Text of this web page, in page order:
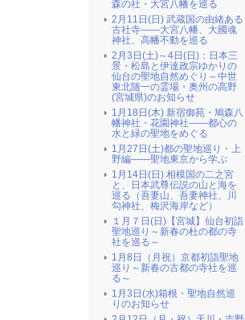
森の社・大宮八幡を巡る
2月11日(日) 武蔵国の由緒ある
古社寺――大宮八幡、大國魂
神社、高幡不動を巡る
2月3日(土)～4日(日)：日本三
景・松島と伊達政宗ゆかりの
仙台の聖地自然めぐり～中世
東北随一の霊場・奥州の高野
(宮城県)のお知らせ
1月18日(木) 新宿御苑・鳩森八
幡神社・花園神社――都心の
水と緑の聖地をめぐる
1月27日(土)都の聖地巡り・上
野編――聖地東京から学ぶ
1月14日(日) 相模国の二之宮
と、日本武尊伝説の山と海を
巡る（吾妻山、吾妻神社、川
勾神社、梅沢海岸など）
１月７日(日)【宮城】仙台初詣
聖地巡り～新春の杜の都の寺
社を巡る～
1月8日（月祝）京都初詣聖地
巡り～新春の古都の寺社を巡
る～
1月3日(水)箱根・聖地自然巡
りのお知らせ